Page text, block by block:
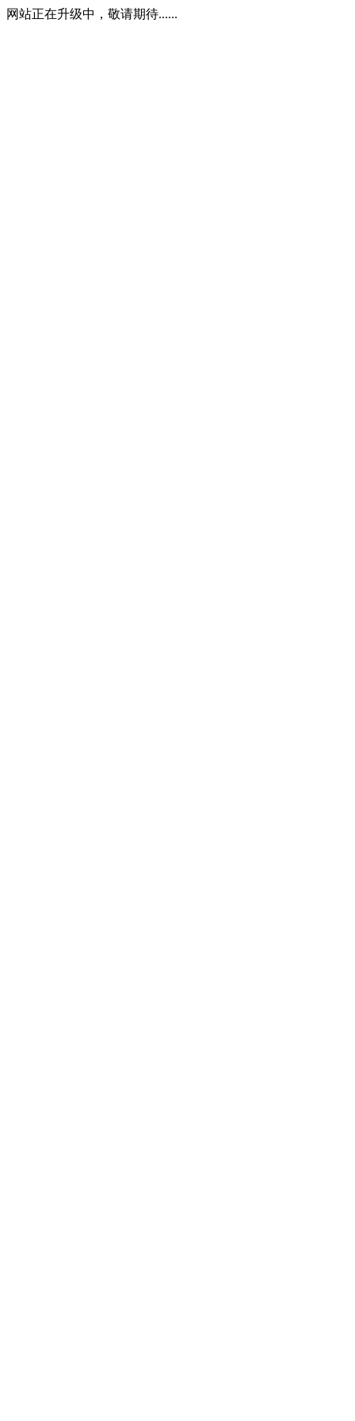
网站正在升级中，敬请期待......